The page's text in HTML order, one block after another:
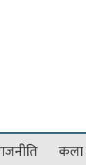
कला